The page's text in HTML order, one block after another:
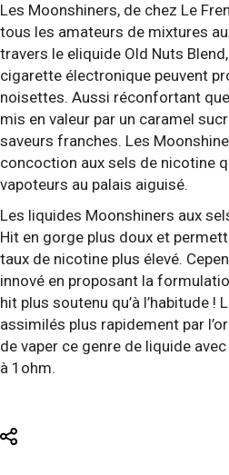
Les Moonshiners, de chez Le
tous les amateurs de mixtures
travers le eliquide Old Nuts
cigarette électronique peuvent
noisettes. Aussi réconfortant
mis en valeur par un caramel
saveurs franches. Les
concoction aux sels de nicotine
vapoteurs au palais aiguisé.
Les liquides Moonshiners aux
Hit en gorge plus doux et
taux de nicotine plus élevé.
innové en proposant la
hit plus soutenu qu’à l’habitude
assimilés plus rapidement par
de vaper ce genre de liquide
à 1ohm.